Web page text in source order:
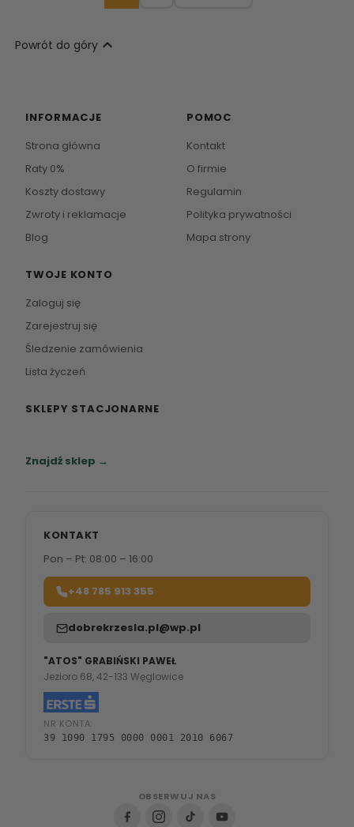
Powrót do góry 
INFORMACJE
Strona główna
Raty 0%
Koszty dostawy
Zwroty i reklamacje
Blog
POMOC
Kontakt
O firmie
Regulamin
Polityka prywatności
Mapa strony
TWOJE KONTO
Zaloguj się
Zarejestruj się
Śledzenie zamówienia
Lista życzeń
SKLEPY STACJONARNE
Znajdź sklep →
KONTAKT
Pon – Pt: 08:00 – 16:00
+48 785 913 355
dobrekrzesla.pl@wp.pl
"ATOS" GRABIŃSKI PAWEŁ
Jezioro 68, 42-133 Węglowice
NR KONTA:
39 1090 1795 0000 0001 2010 6067
OBSERWUJ NAS